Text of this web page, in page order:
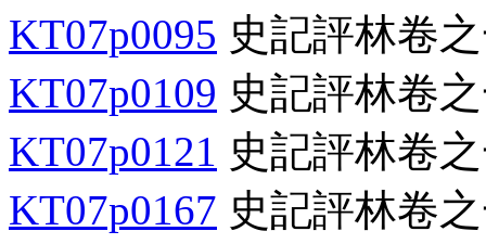
KT07p0095 史記評林卷
KT07p0109 史記評林卷
KT07p0121 史記評林卷
KT07p0167 史記評林卷